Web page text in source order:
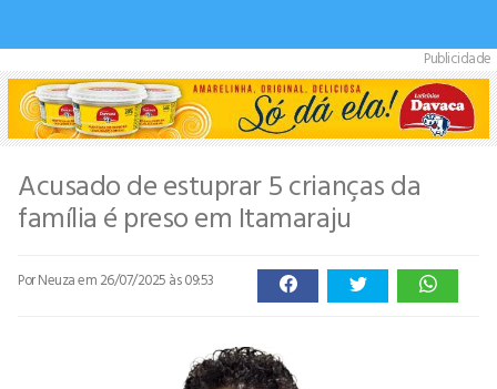
Publicidade
Acusado de estuprar 5 crianças da
família é preso em Itamaraju
Por Neuzaem 26/07/2025 às 09:53